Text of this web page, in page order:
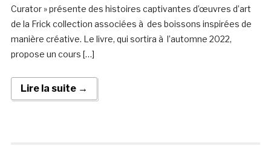
Curator » présente des histoires captivantes d’œuvres d’art
de la Frick collection associées à des boissons inspirées de
manière créative. Le livre, qui sortira à l’automne 2022,
propose un cours […]
Lire la suite →